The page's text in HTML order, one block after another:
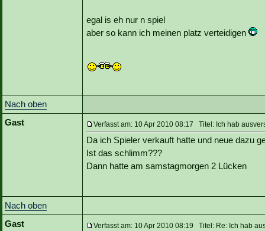
egal is eh nur n spiel
aber so kann ich meinen platz verteidigen
Nach oben
Gast
Verfasst am: 10 Apr 2010 08:17 Titel: Ich hab
Da ich Spieler verkauft hatte und neue dazu
Ist das schlimm???
Dann hatte am samstagmorgen 2 Lücken
Nach oben
Gast
Verfasst am: 10 Apr 2010 08:19 Titel: Re: Ich hab